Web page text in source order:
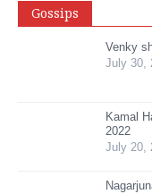
Gossips
Venky
July 30,
Kamal
2022
July 20,